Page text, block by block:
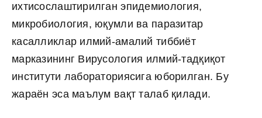
ихтисослаштирилган эпидемиология,
микробиология, юқумли ва паразитар
касалликлар илмий-амалий тиббиёт
марказининг Вирусология илмий-тадқиқот
институти лабораториясига юборилган. Бу
жараён эса маълум вақт талаб қилади.